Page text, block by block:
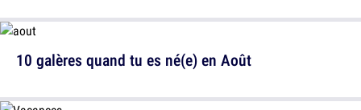
10 galères quand tu es né(e) en Août